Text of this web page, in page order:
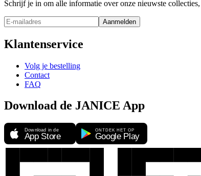
Schrijf je in om alle informatie over onze nieuwste
Aanmelden
Klantenservice
Volg je bestelling
Contact
FAQ
Download de JANICE App